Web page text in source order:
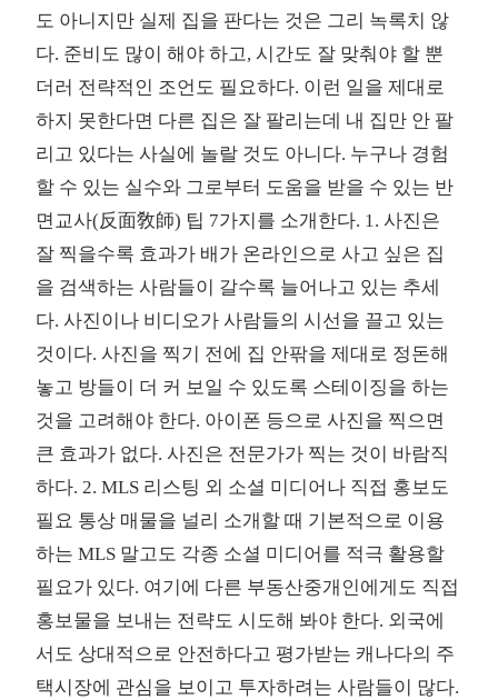
도 아니지만 실제 집을 판다는 것은 그리 녹록치 않
다. 준비도 많이 해야 하고, 시간도 잘 맞춰야 할 뿐
더러 전략적인 조언도 필요하다. 이런 일을 제대로
하지 못한다면 다른 집은 잘 팔리는데 내 집만 안 팔
리고 있다는 사실에 놀랄 것도 아니다. 누구나 경험
할 수 있는 실수와 그로부터 도움을 받을 수 있는 반
면교사(反面敎師) 팁 7가지를 소개한다. 1. 사진은
잘 찍을수록 효과가 배가 온라인으로 사고 싶은 집
을 검색하는 사람들이 갈수록 늘어나고 있는 추세
다. 사진이나 비디오가 사람들의 시선을 끌고 있는
것이다. 사진을 찍기 전에 집 안팎을 제대로 정돈해
놓고 방들이 더 커 보일 수 있도록 스테이징을 하는
것을 고려해야 한다. 아이폰 등으로 사진을 찍으면
큰 효과가 없다. 사진은 전문가가 찍는 것이 바람직
하다. 2. MLS 리스팅 외 소셜 미디어나 직접 홍보도
필요 통상 매물을 널리 소개할 때 기본적으로 이용
하는 MLS 말고도 각종 소셜 미디어를 적극 활용할
필요가 있다. 여기에 다른 부동산중개인에게도 직접
홍보물을 보내는 전략도 시도해 봐야 한다. 외국에
서도 상대적으로 안전하다고 평가받는 캐나다의 주
택시장에 관심을 보이고 투자하려는 사람들이 많다.